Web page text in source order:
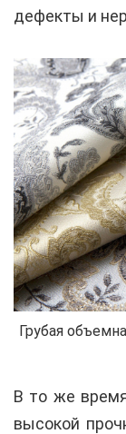
дефекты и
Грубая
В то же
высокой